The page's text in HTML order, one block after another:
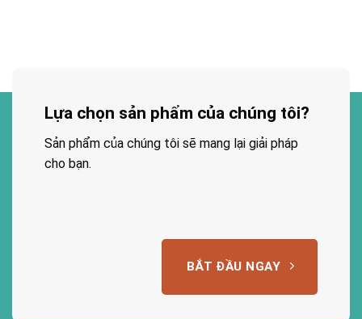
Lựa chọn sản phẩm của chúng tôi?
Sản phẩm của chúng tôi sẽ mang lại giải pháp
cho bạn.
BẮT ĐẦU NGAY